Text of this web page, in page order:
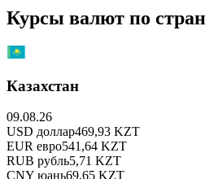
Курсы валют по
Казахстан
09.08.26
USD доллар469,93 KZT
EUR евро541,64 KZT
RUB рубль5,71 KZT
CNY юань69,65 KZT